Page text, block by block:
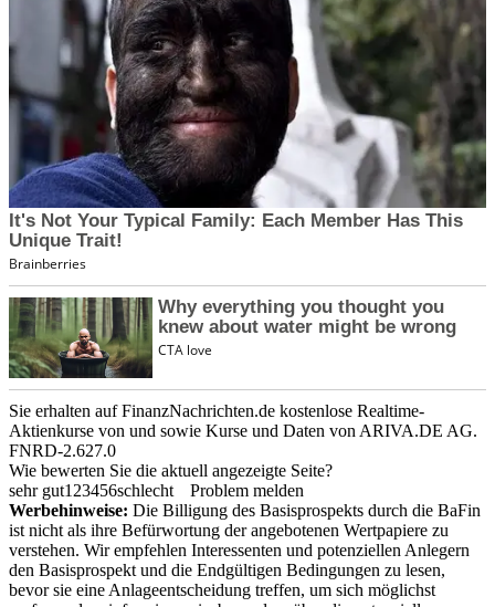
Sie erhalten auf FinanzNachrichten.de kostenlose Realtime-
Aktienkurse von und sowie Kurse und Daten von ARIVA.DE AG.
FNRD-2.627.0
Wie bewerten Sie die aktuell angezeigte Seite?
sehr gut1 23456schlecht
Problem melden
Werbehinweise: Die Billigung des Basisprospekts durch die BaFin
ist nicht als ihre Befürwortung der angebotenen Wertpapiere zu
verstehen. Wir empfehlen Interessenten und potenziellen Anlegern
den Basisprospekt und die Endgültigen Bedingungen zu lesen,
bevor sie eine Anlageentscheidung treffen, um sich möglichst